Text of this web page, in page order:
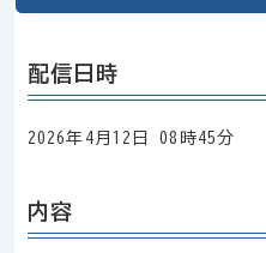
配信日時
2026年4月12日 08時45分
内容